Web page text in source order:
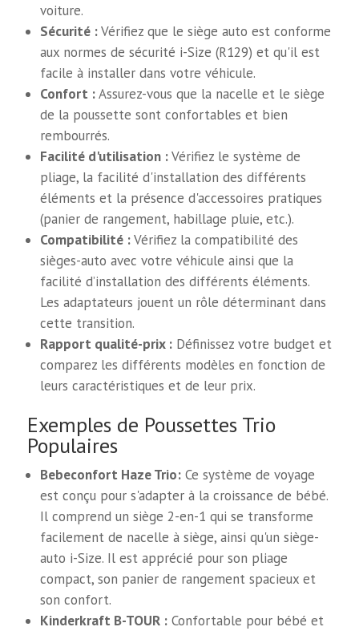
voiture.
Sécurité :Vérifiez que le siège auto est conforme
aux normes de sécurité i-Size (R129) et qu'il est
facile à installer dans votre véhicule.
Confort :Assurez-vous que la nacelle et le siège
de la poussette sont confortables et bien
rembourrés.
Facilité d'utilisation :Vérifiez le système de
pliage, la facilité d'installation des différents
éléments et la présence d'accessoires pratiques
(panier de rangement, habillage pluie, etc.).
Compatibilité :Vérifiez la compatibilité des
sièges-auto avec votre véhicule ainsi que la
facilité d’installation des différents éléments.
Les adaptateurs jouent un rôle déterminant dans
cette transition.
Rapport qualité-prix : Définissez votre budget et
comparez les différents modèles en fonction de
leurs caractéristiques et de leur prix.
Exemples de Poussettes Trio
Populaires
Bebeconfort Haze Trio: Ce système de voyage
est conçu pour s'adapter à la croissance de bébé.
Il comprend un siège 2-en-1 qui se transforme
facilement de nacelle à siège, ainsi qu'un siège-
auto i-Size. Il est apprécié pour son pliage
compact, son panier de rangement spacieux et
son confort.
Kinderkraft B-TOUR : Confortable pour bébé et